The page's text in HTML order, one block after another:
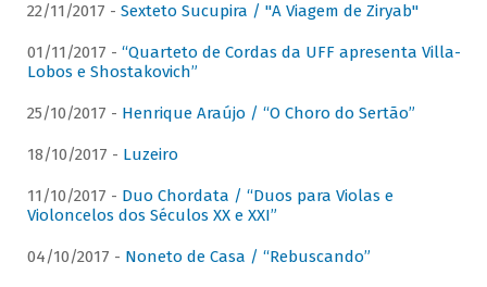
22/11/2017 - Sexteto Sucupira / "A Viagem de Ziryab"
01/11/2017 - “Quarteto de Cordas da UFF apresenta Villa-
Lobos e Shostakovich”
25/10/2017 - Henrique Araújo / “O Choro do Sertão”
18/10/2017 - Luzeiro
11/10/2017 - Duo Chordata / “Duos para Violas e
Violoncelos dos Séculos XX e XXI”
04/10/2017 - Noneto de Casa / “Rebuscando”